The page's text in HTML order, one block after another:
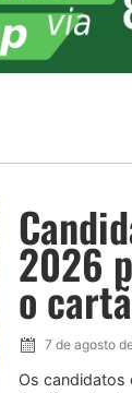
2026
o
7 de agosto
Os candidatos